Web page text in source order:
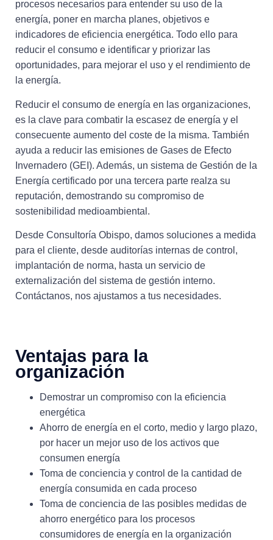
procesos necesarios para entender su uso de la
energía, poner en marcha planes, objetivos e
indicadores de eficiencia energética. Todo ello para
reducir el consumo e identificar y priorizar las
oportunidades, para mejorar el uso y el rendimiento de
la energía.
Reducir el consumo de energía en las organizaciones,
es la clave para combatir la escasez de energía y el
consecuente aumento del coste de la misma. También
ayuda a reducir las emisiones de Gases de Efecto
Invernadero (GEI). Además, un sistema de Gestión de la
Energía certificado por una tercera parte realza su
reputación, demostrando su compromiso de
sostenibilidad medioambiental.
Desde Consultoría Obispo, damos soluciones a medida
para el cliente, desde auditorías internas de control,
implantación de norma, hasta un servicio de
externalización del sistema de gestión interno.
Contáctanos, nos ajustamos a tus necesidades.
Ventajas para la
organización
Demostrar un compromiso con la eficiencia
energética
Ahorro de energía en el corto, medio y largo plazo,
por hacer un mejor uso de los activos que
consumen energía
Toma de conciencia y control de la cantidad de
energía consumida en cada proceso
Toma de conciencia de las posibles medidas de
ahorro energético para los procesos
consumidores de energía en la organización